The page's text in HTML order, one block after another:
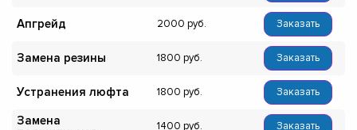
Апгрейд 2000 Заказать
Замена резины 1800 Заказать
Устранения люфта 1800 Заказать
Замена
1400 Заказать